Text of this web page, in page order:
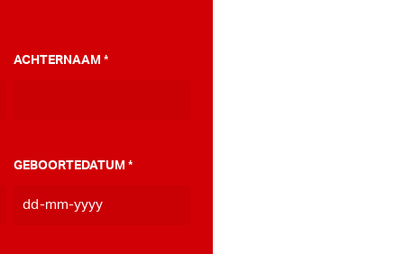
ACHTERNAAM *
GEBOORTEDATUM *